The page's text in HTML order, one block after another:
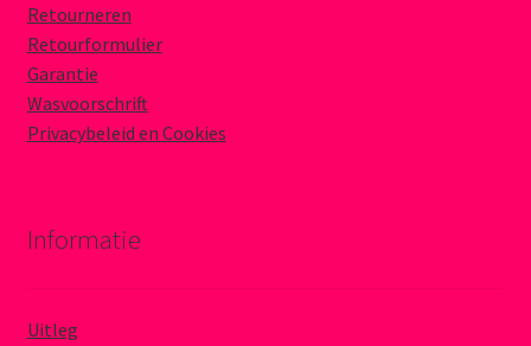
Retourneren
Retourformulier
Garantie
Wasvoorschrift
Privacybeleid en Cookies
Informatie
Uitleg